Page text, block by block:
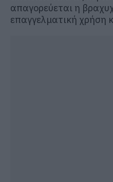
απαγορεύεται η
επαγγελματική χρήση